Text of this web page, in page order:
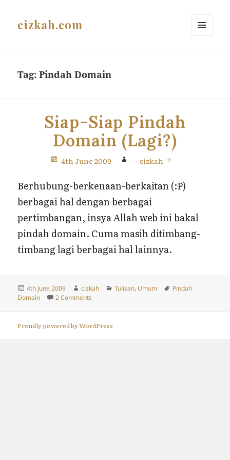
cizkah.com
Tag:Pindah Domain
Siap-Siap Pindah
Domain (Lagi?)
4th June 2009 —cizkah
Berhubung-berkenaan-berkaitan (:P)
berbagai hal dengan berbagai
pertimbangan, insya Allah web ini bakal
pindah domain. Cuma masih ditimbang-
timbang lagi berbagai hal lainnya.
Posted
on
4th June 2009 Author
cizkah Categories
Tulisan, Umum Tags
Pindah
Domain
2 Commentson Siap-Siap Pindah Domain (Lagi?)
Proudly powered by WordPress